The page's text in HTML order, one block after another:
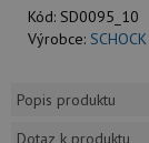
Kód: SD0095_10
Výrobce: SCHOCK
Popis produktu
Dotaz k produktu